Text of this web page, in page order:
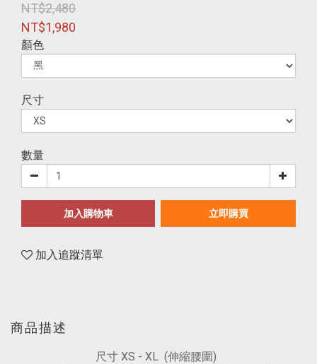
NT$2,480
NT$1,980
顏色
尺寸
數量
加入購物車 立即購買
加入追蹤清單
商品描述
尺寸 XS - XL (伸縮腰圍)